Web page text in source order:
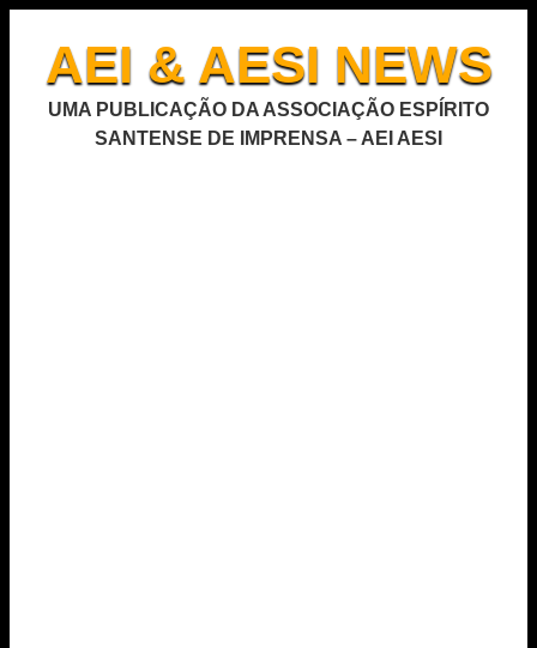
AEI & AESI NEWS
UMA PUBLICAÇÃO DA ASSOCIAÇÃO ESPÍRITO
SANTENSE DE IMPRENSA – AEI AESI